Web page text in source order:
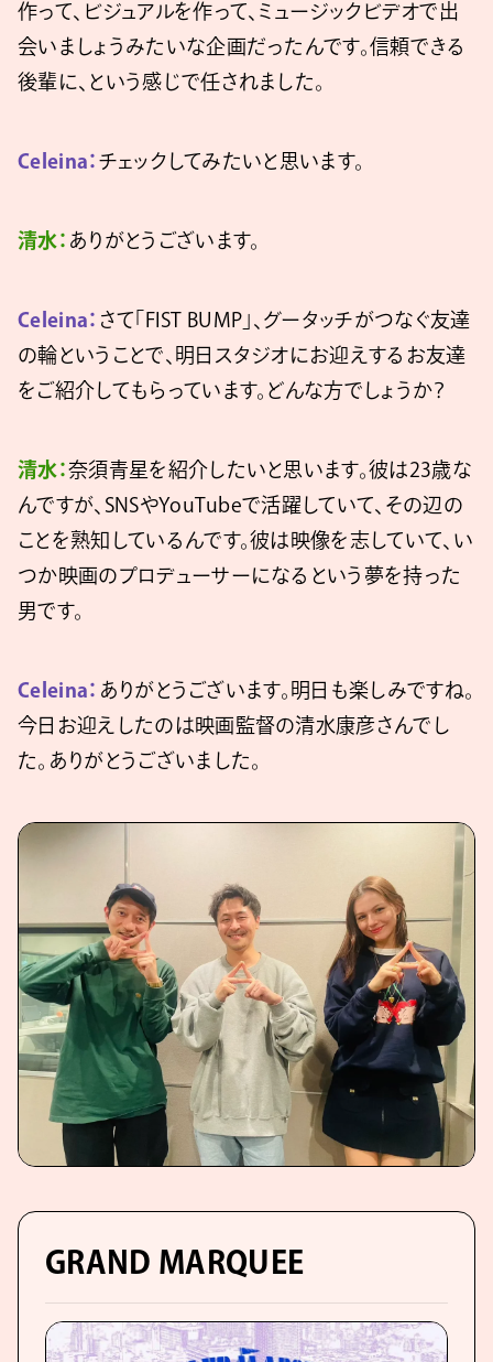
作って、ビジュアルを作って、ミュージックビデオで出
会いましょうみたいな企画だったんです。信頼できる
後輩に、という感じで任されました。
Celeina： チェックしてみたいと思います。
清水： ありがとうございます。
Celeina： さて「FIST BUMP」、グータッチがつなぐ友達
の輪ということで、明日スタジオにお迎えするお友達
をご紹介してもらっています。どんな方でしょうか？
清水：奈須青星を紹介したいと思います。彼は23歳な
んですが、SNSやYouTubeで活躍していて、その辺の
ことを熟知しているんです。彼は映像を志していて、い
つか映画のプロデューサーになるという夢を持った
男です。
Celeina： ありがとうございます。明日も楽しみですね。
今日お迎えしたのは映画監督の清水康彦さんでし
た。ありがとうございました。
GRAND MARQUEE